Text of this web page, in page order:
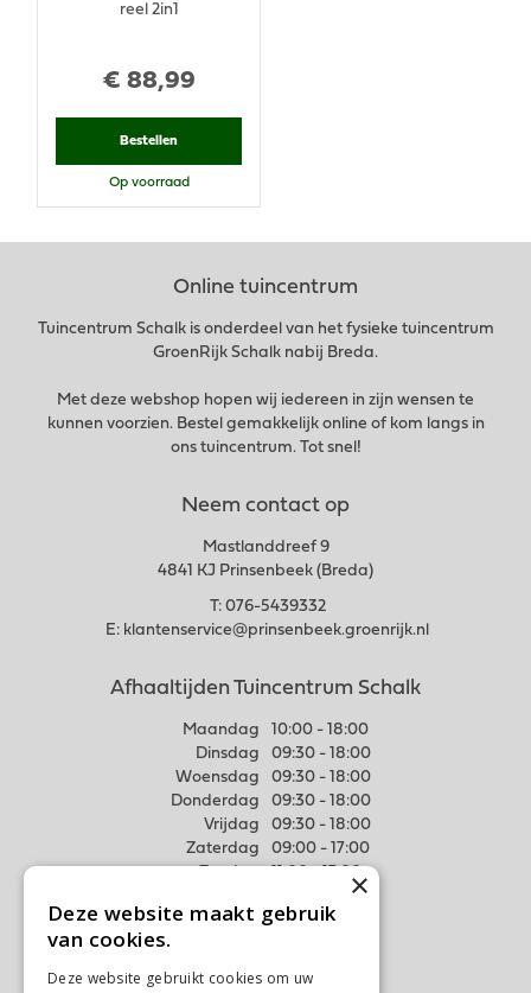
€ 88,99
reel 2in1
Bestellen
Op voorraad
Online tuincentrum
Tuincentrum Schalk is onderdeel van het fysieke tuincentrum
GroenRijk Schalk nabij Breda.
Met deze webshop hopen wij iedereen in zijn wensen te
kunnen voorzien. Bestel gemakkelijk online of kom langs in
ons tuincentrum. Tot snel!
Neem contact op
Mastlanddreef 9
4841 KJ Prinsenbeek (Breda)
T: 076-5439332
E: klantenservice@prinsenbeek.groenrijk.nl
Afhaaltijden Tuincentrum Schalk
Maandag
10:00 - 18:00
Dinsdag
09:30 - 18:00
Woensdag
09:30 - 18:00
Donderdag
09:30 - 18:00
Vrijdag
09:30 - 18:00
Zaterdag
09:00 - 17:00
Meer weten
Algemene voorwaarden
×
Deze website maakt gebruik
van cookies.
Deze website gebruikt cookies om uw